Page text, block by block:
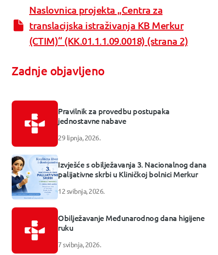
Zadnje objavljeno
Pravilnik za provedbu postupaka
jednostavne nabave
29 lipnja, 2026.
Izvješće s obilježavanja 3. Nacionalnog dana
palijativne skrbi u Kliničkoj bolnici Merkur
12 svibnja, 2026.
Obilježavanje Međunarodnog dana higijene
ruku
7 svibnja, 2026.
Naslovnica projekta „Centra za
translacijska istraživanja KB Merkur
(CTIM)“ (KK.01.1.1.09.0018) (strana 2)